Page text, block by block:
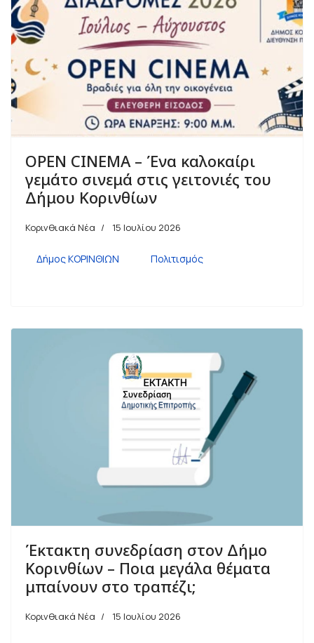
OPEN CINEMA – Ένα καλοκαίρι
γεμάτο σινεμά στις γειτονιές του
Δήμου Κορινθίων
Κορινθιακά Νέα 15 Ιουλίου 2026
Δήμος ΚΟΡΙΝΘΙΩΝ Πολιτισμός
Έκτακτη συνεδρίαση στον Δήμο
Κορινθίων – Ποια μεγάλα θέματα
μπαίνουν στο τραπέζι;
Κορινθιακά Νέα 15 Ιουλίου 2026